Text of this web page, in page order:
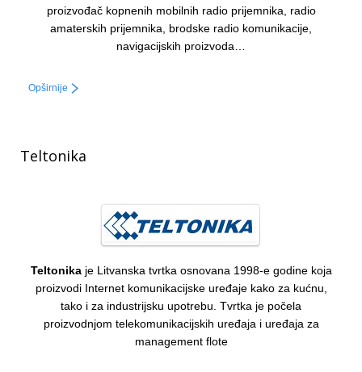
proizvođač kopnenih mobilnih radio prijemnika, radio
amaterskih prijemnika, brodske radio komunikacije,
navigacijskih proizvoda…
Opširnije
Teltonika
Teltonikaje Litvanska tvrtka osnovana 1998-e godine koja
proizvodi Internet komunikacijske uređaje kako za kućnu,
tako i za industrijsku upotrebu. Tvrtka je počela
proizvodnjom telekomunikacijskih uređaja i uređaja za
management flote